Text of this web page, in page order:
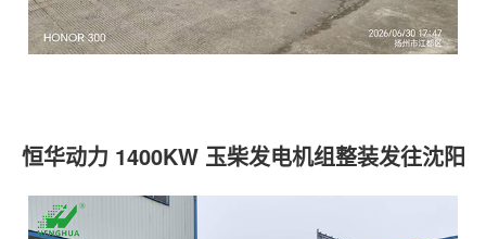
恒华动力 1400KW 玉柴发电机组整装发往沈阳